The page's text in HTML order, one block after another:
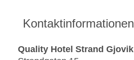
Kontaktinformationen
Quality Hotel Strand Gjovik